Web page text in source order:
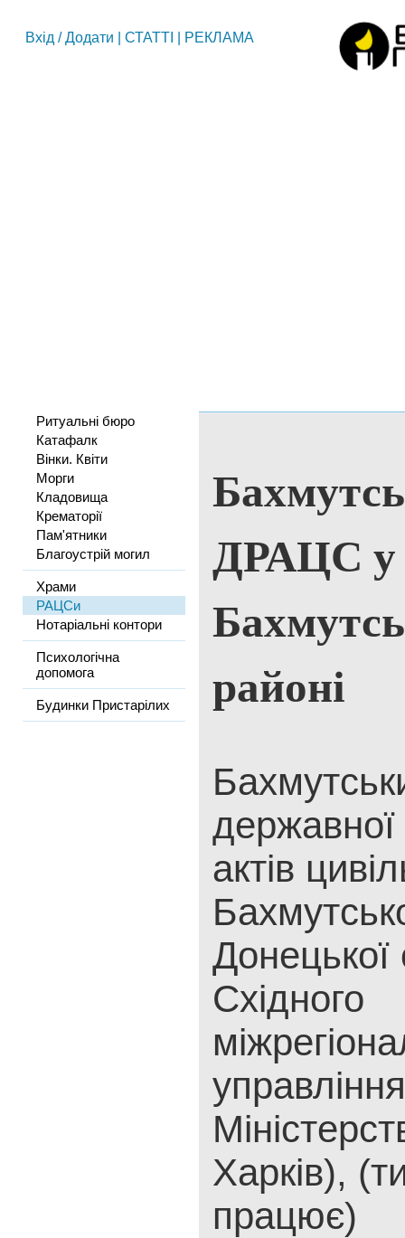
Вхід /Додати СТАТТІ РЕКЛАМА
Ритуальні бюро
Катафалк
Вінки. Квіти
Морги
Кладовища
Крематорії
Пам'ятники
Благоустрій могил
Храми
РАЦСи
Нотаріальні контори
Психологічна
допомога
Будинки Пристарілих
ДРАЦС у
районі
державної
актів
Донецької
Східного
управління
Харків),
працює)